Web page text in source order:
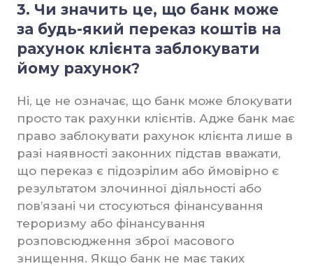
3. Чи значить це, що банк може
за будь-який переказ коштів на
рахунок клієнта заблокувати
йому рахунок?
Ні, це не означає, що банк може блокувати
просто так рахунки клієнтів. Адже банк має
право заблокувати рахунок клієнта лише в
разі наявності законних підстав вважати,
що переказ є підозрілим або ймовірно є
результатом злочинної діяльності або
пов’язані чи стосуються фінансування
тероризму або фінансування
розповсюдження зброї масового
знищення. Якщо банк не має таких